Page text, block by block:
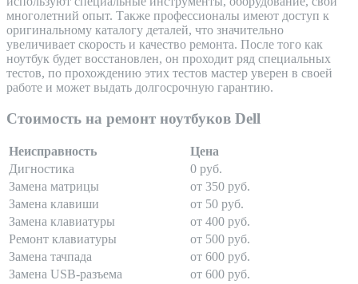
многолетний опыт. Также профессионалы имеют доступ к
оригинальному каталогу деталей, что значительно
увеличивает скорость и качество ремонта. После того как
ноутбук будет восстановлен, он проходит ряд специальных
тестов, по прохождению этих тестов мастер уверен в своей
работе и может выдать долгосрочную гарантию.
Стоимость на ремонт ноутбуков Dell
Неисправность
Цена
Дигностика
0 руб.
Замена матрицы
от 350 руб.
Замена клавиши
от 50 руб.
Замена клавиатуры
от 400 руб.
Ремонт клавиатуры
от 500 руб.
Замена тачпада
от 600 руб.
Замена USB-разъема
от 600 руб.